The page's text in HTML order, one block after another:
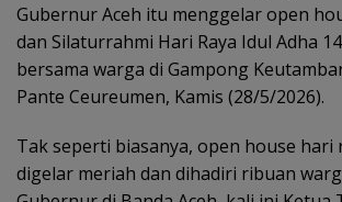
Gubernur Aceh itu menggelar open
dan Silaturrahmi Hari Raya Idul Adha
bersama warga di Gampong
Pante Ceureumen, Kamis (28/5/2026).
Tak seperti biasanya, open house hari
digelar meriah dan dihadiri ribuan